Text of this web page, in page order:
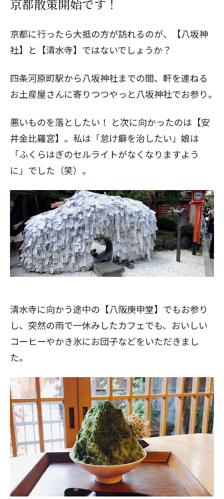
京都散策開始です！
京都に行ったら大抵の方が訪れるのが、【八坂神
社】と【清水寺】ではないでしょうか？
四条河原町駅から八坂神社までの間、軒を連ねる
お土産屋さんに寄りつつやっと八坂神社でお参り｡
悪いものを落としたい！ と次に向かったのは【安
井金比羅宮】。私は「怠け癖を治したい」娘は
「ふくらはぎのセルライトがなくなりますよう
に」でした（笑）。
清水寺に向かう途中の【八阪庚申堂】でもお参り
し、突然の雨で一休みしたカフェでも、おいしい
コーヒーやかき氷にお団子などをいただきまし
た。